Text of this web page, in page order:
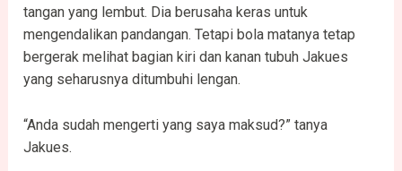
tangan yang lembut. Dia berusaha keras untuk
mengendalikan pandangan. Tetapi bola matanya tetap
bergerak melihat bagian kiri dan kanan tubuh Jakues
yang seharusnya ditumbuhi lengan.
“Anda sudah mengerti yang saya maksud?” tanya
Jakues.